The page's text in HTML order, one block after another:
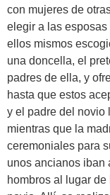
con mujeres de
elegir a las
ellos mismos
una doncella, el
padres de ella, y
hasta que estos
y el padre del novio
mientras que la
ceremoniales para
unos ancianos iban
hombros al lugar